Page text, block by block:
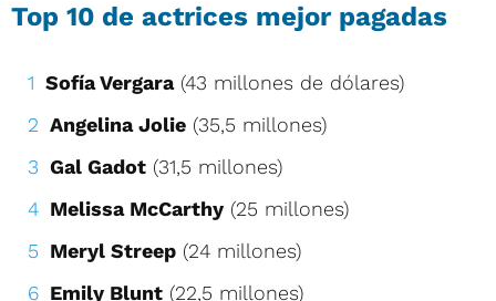
Top 10 de actrices mejor pagadas
Sofía Vergara(43 millones de dólares)
Angelina Jolie (35,5 millones)
Gal Gadot (31,5 millones)
Melissa McCarthy (25 millones)
Meryl Streep (24 millones)
Emily Blunt (22,5 millones)